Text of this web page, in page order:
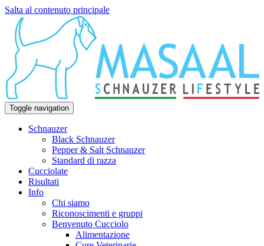
Salta al contenuto principale
Toggle navigation
Schnauzer
Black Schnauzer
Pepper & Salt Schnauzer
Standard di razza
Cucciolate
Risultati
Info
Chi siamo
Riconoscimenti e gruppi
Benvenuto Cucciolo
Alimentazione